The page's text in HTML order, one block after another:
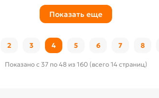
Показать еще
2 3 4 5 6 7 8
Показано с 37 по 48 из 160 (всего 14 страниц)